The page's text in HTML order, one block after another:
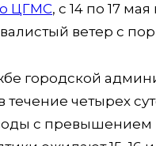
ЦГМС, с 14 по 17
ветер с
городской
четырех
с превышением